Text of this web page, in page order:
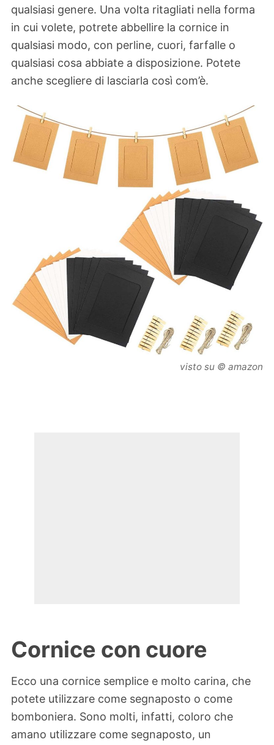
qualsiasi genere. Una volta ritagliati nella forma
in cui volete, potrete abbellire la cornice in
qualsiasi modo, con perline, cuori, farfalle o
qualsiasi cosa abbiate a disposizione. Potete
anche scegliere di lasciarla così com’è.
visto su © amazon
Cornice con cuore
Ecco una cornice semplice e molto carina, che
potete utilizzare come segnaposto o come
bomboniera. Sono molti, infatti, coloro che
amano utilizzare come segnaposto, un